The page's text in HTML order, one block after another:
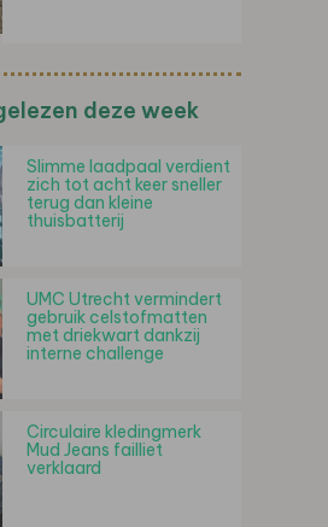
deze week
Slimme laadpaal verdient
zich tot acht keer sneller
terug dan kleine
thuisbatterij
UMC Utrecht vermindert
gebruik celstofmatten
met driekwart dankzij
interne challenge
Circulaire kledingmerk
Mud Jeans failliet
verklaard